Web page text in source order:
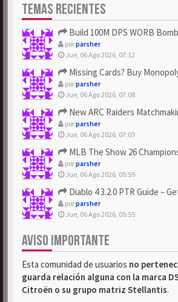
TEMAS RECIENTES
Build 100M DPS WORB Bomb Elementalist
porparsher
Jue, 06 Ago 2026, 07:12
Missing Cards? Buy Monopoly Go Happy
porparsher
Jue, 06 Ago 2026, 07:08
New ARC Raiders Matchmaking Update:
porparsher
Jue, 06 Ago 2026, 07:03
MLB The Show 26 Championship Series
porparsher
Jue, 06 Ago 2026, 05:59
Diablo 4 3.2.0 PTR Guide – Get 8% Off
porparsher
Jue, 06 Ago 2026, 05:55
AVISO IMPORTANTE
Esta comunidad de usuarios no
guarda relación alguna con la marca
Citroën o su grupo matriz Stellantis.